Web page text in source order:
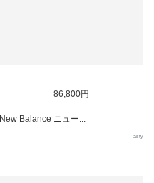
86,800円
New Balance ニュー...
asty